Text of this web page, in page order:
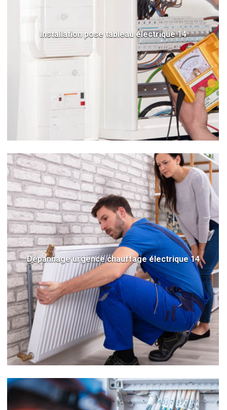
Installation pose tableau électrique 14
Dépannage urgence chauffage électrique 14